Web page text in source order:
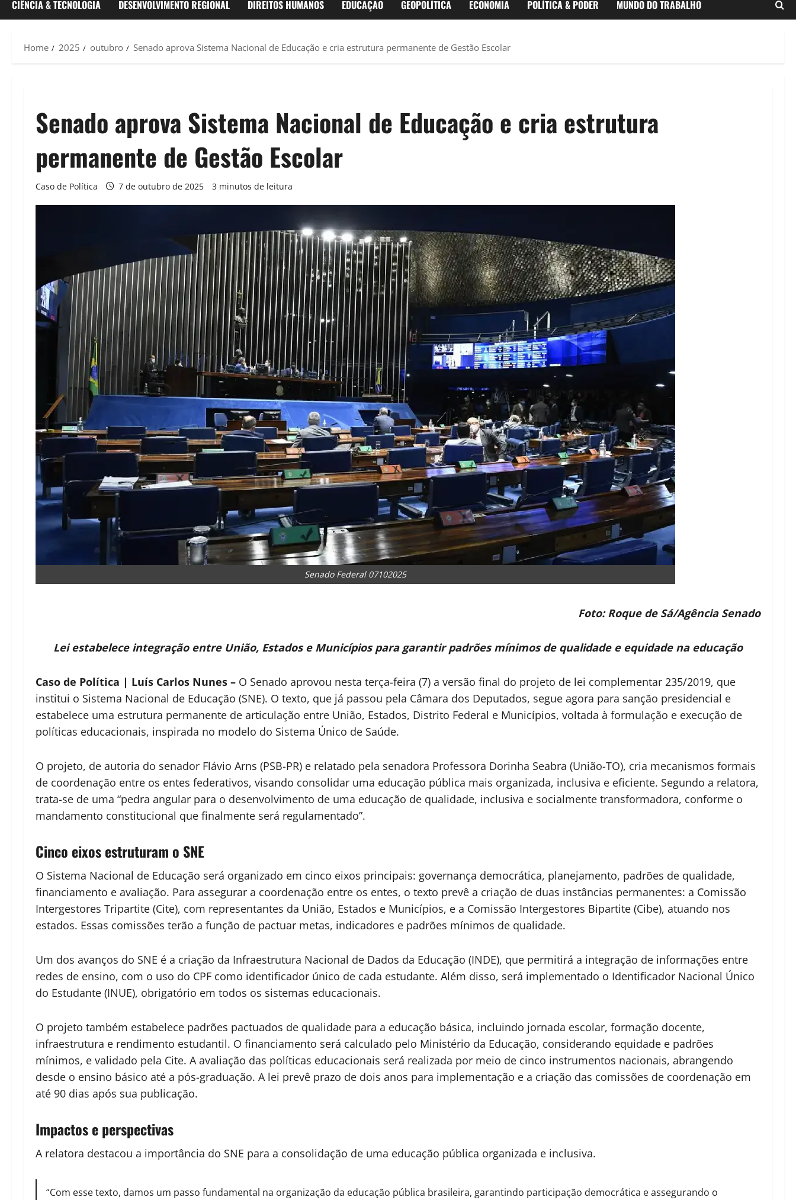
CIÊNCIA & TECNOLOGIA DESENVOLVIMENTO REGIONAL DIREITOS HUMANOS EDUCAÇÃO GEOPOLÍTICA ECONOMIA POLÍTICA & PODER MUNDO DO TRABALHO
Home 2025 outubro Senado aprova Sistema Nacional de Educação e cria estrutura permanente de Gestão Escolar
Senado aprova Sistema Nacional de Educação e cria estrutura
permanente de Gestão Escolar
Caso de Política 7 de outubro de 2025 3 minutos de leitura
Senado Federal 07102025
Foto: Roque de Sá/Agência Senado
Lei estabelece integração entre União, Estados e Municípios para garantir padrões mínimos de qualidade e equidade na educação
Caso de Política | Luís Carlos Nunes – O Senado aprovou nesta terça-feira (7) a versão final do projeto de lei complementar 235/2019, que
institui o Sistema Nacional de Educação (SNE). O texto, que já passou pela Câmara dos Deputados, segue agora para sanção presidencial e
estabelece uma estrutura permanente de articulação entre União, Estados, Distrito Federal e Municípios, voltada à formulação e execução de
políticas educacionais, inspirada no modelo do Sistema Único de Saúde.
O projeto, de autoria do senador Flávio Arns (PSB-PR) e relatado pela senadora Professora Dorinha Seabra (União-TO), cria mecanismos formais
de coordenação entre os entes federativos, visando consolidar uma educação pública mais organizada, inclusiva e eficiente. Segundo a relatora,
trata-se de uma “pedra angular para o desenvolvimento de uma educação de qualidade, inclusiva e socialmente transformadora, conforme o
mandamento constitucional que finalmente será regulamentado”.
Cinco eixos estruturam o SNE
O Sistema Nacional de Educação será organizado em cinco eixos principais: governança democrática, planejamento, padrões de qualidade,
financiamento e avaliação. Para assegurar a coordenação entre os entes, o texto prevê a criação de duas instâncias permanentes: a Comissão
Intergestores Tripartite (Cite), com representantes da União, Estados e Municípios, e a Comissão Intergestores Bipartite (Cibe), atuando nos
estados. Essas comissões terão a função de pactuar metas, indicadores e padrões mínimos de qualidade.
Um dos avanços do SNE é a criação da Infraestrutura Nacional de Dados da Educação (INDE), que permitirá a integração de informações entre
redes de ensino, com o uso do CPF como identificador único de cada estudante. Além disso, será implementado o Identificador Nacional Único
do Estudante (INUE), obrigatório em todos os sistemas educacionais.
O projeto também estabelece padrões pactuados de qualidade para a educação básica, incluindo jornada escolar, formação docente,
infraestrutura e rendimento estudantil. O financiamento será calculado pelo Ministério da Educação, considerando equidade e padrões
mínimos, e validado pela Cite. A avaliação das políticas educacionais será realizada por meio de cinco instrumentos nacionais, abrangendo
desde o ensino básico até a pós-graduação. A lei prevê prazo de dois anos para implementação e a criação das comissões de coordenação em
até 90 dias após sua publicação.
Impactos e perspectivas
A relatora destacou a importância do SNE para a consolidação de uma educação pública organizada e inclusiva.
“Com esse texto, damos um passo fundamental na organização da educação pública brasileira, garantindo participação democrática e assegurando o